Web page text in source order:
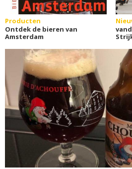
Producten
Ontdek de bieren van
Amsterdam